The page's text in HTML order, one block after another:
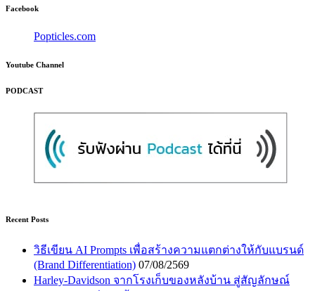
Facebook
Popticles.com
Youtube Channel
PODCAST
Recent Posts
วิธีเขียน AI Prompts เพื่อสร้างความแตกต่างให้กับแบรนด์
(Brand Differentiation) 07/08/2569
Harley-Davidson จากโรงเก็บของหลังบ้าน สู่สัญลักษณ์